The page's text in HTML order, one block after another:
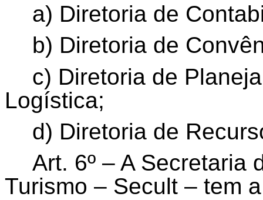
a) Diretoria de
b) Diretoria de
c) Diretoria de
Logística;
d) Diretoria de
Art. 6º – A Secretaria
Turismo – Secult – tem